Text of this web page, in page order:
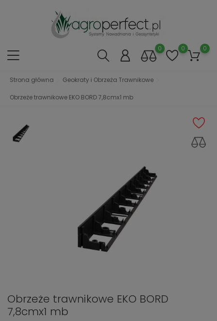
0 0 0
Strona główna Geokraty i Obrzeża Trawnikowe
Obrzeże trawnikowe EKO BORD 7,8cmx1 mb
Obrzeże trawnikowe EKO BORD
7,8cmx1 mb